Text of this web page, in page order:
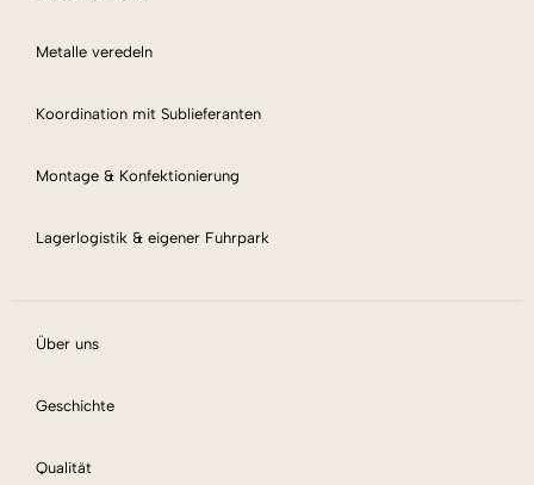
Metalle veredeln
Koordination mit Sublieferanten
Montage & Konfektionierung
Lagerlogistik & eigener Fuhrpark
Über uns
Geschichte
Qualität